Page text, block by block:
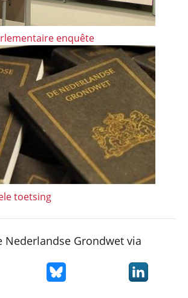
enquête
toetsing
Nederlandse Grondwet via